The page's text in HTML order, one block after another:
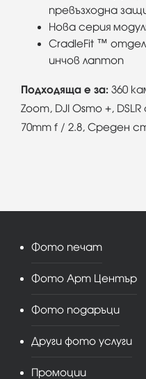
превъзходна
Нова серия
CradleFit ™
инчов лаптоп
Подходяща е за: 360
Zoom, DJI Osmo +,
70mm f / 2.8, Среден
Фото печат
Фото Арт Център
Фото подаръци
Други фото услуги
Промоции